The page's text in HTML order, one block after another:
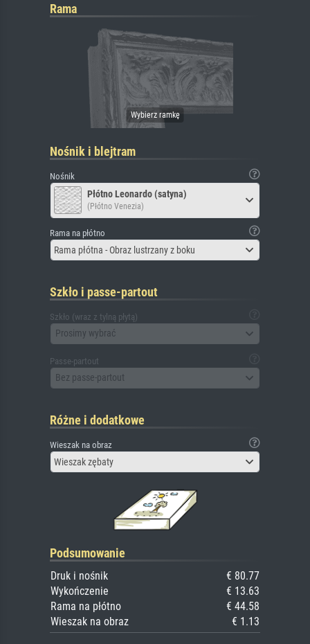
Rama
Nośnik i blejtram
Nośnik
Płótno Leonardo (satyna)
(Płótno Venezia)
Rama na płótno
Rama płótna - Obraz lustrzany z boku
Szkło i passe-partout
Szkło (wraz z tylną płytą)
Prosimy wybrać
Passe-partout
Bez passe-partout
Różne i dodatkowe
Wieszak na obraz
Wieszak zębaty
Podsumowanie
Druk i nośnik
€ 80.77
Wykończenie
€ 13.63
Rama na płótno
€ 44.58
Wieszak na obraz
€ 1.13